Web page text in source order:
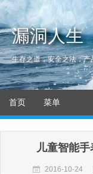
漏洞人生
生存之道，安全之法，
首页 菜单
儿童智能
2016-10-24